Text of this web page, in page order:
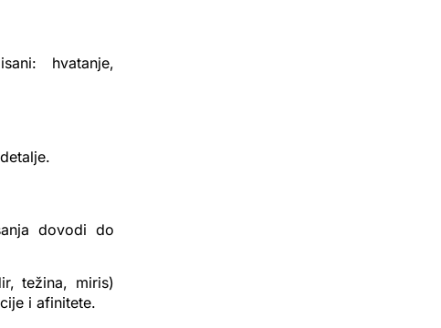
hvatanje,
dovodi do
težina, miris)
i afinitete.